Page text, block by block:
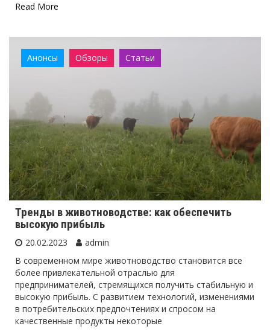
Read More
Анонсы Обзоры Статьи
Тренды в животноводстве: как обеспечить
высокую прибыль
20.02.2023
admin
В современном мире животноводство становится все
более привлекательной отраслью для
предпринимателей, стремящихся получить стабильную и
высокую прибыль. С развитием технологий, изменениями
в потребительских предпочтениях и спросом на
качественные продукты некоторые